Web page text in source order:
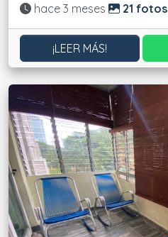
Actualizado:
hace 3 meses 21 fotos
¡LEER MÁS!